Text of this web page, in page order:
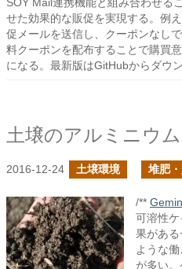
せた効果的な販促を実現する。例
促メールを送信し、クーポンなし
料クーポンを配布することで購買
になる。最新版はGitHubからダウ
土壌のアルミニウ
2016-12-24 土壌環境 堆肥
/**
可溶性
果があ
ような
が多い。